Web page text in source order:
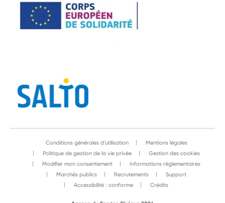
Conditions générales d'utilisation
Mentions légales
Politique de gestion de la vie privée
Gestion des cookies
Modifier mon consentement
Informations réglementaires
Marchés publics
Recrutements
Support
Accessibilité : conforme
Crédits